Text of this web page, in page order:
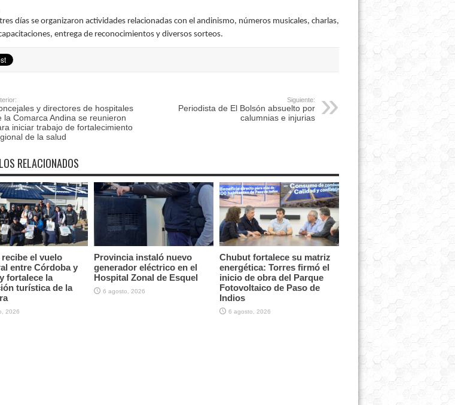
días se organizaron actividades relacionadas con el andinismo, números musicales, charlas,
entrega de reconocimientos y diversos sorteos.
y directores de hospitales
la Comarca Andina se reunieron
iniciar trabajo de fortalecimiento
de la salud
Siguiente:
Periodista de El Bolsón absuelto por
calumnias e injurias
RELACIONADOS
el vuelo
entre Córdoba y
fortalece la
turística de la
2026
Provincia instaló nuevo
generador eléctrico en el
Hospital Zonal de Esquel
6 agosto, 2026
Chubut fortalece su matriz
energética: Torres firmó el
inicio de obra del Parque
Fotovoltaico de Paso de
Indios
6 agosto, 2026